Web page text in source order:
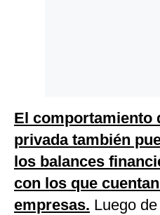
El comportamiento
privada también
los balances
con los que
empresas. Luego